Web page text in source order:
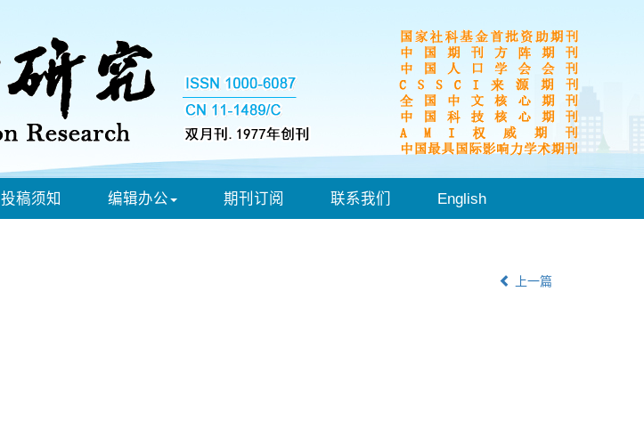
投稿须知 编辑办公 期刊订阅 联系我们 English
上一篇